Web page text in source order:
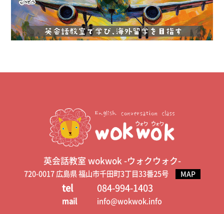
英会話教室 wokwok -ウォクウォク-
720-0017 広島県 福山市千田町3丁目33番25号 MAP
tel 084-994-1403
mail info@wokwok.info